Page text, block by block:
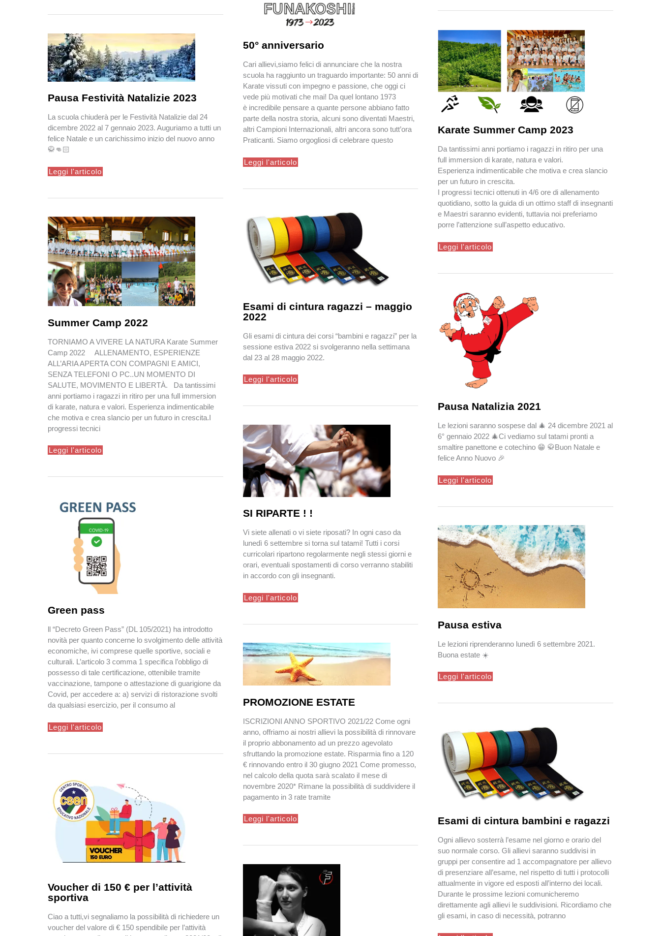
Funakoshi
50° anniversario
Cari allievi,siamo felici di annunciare che la nostra
scuola ha raggiunto un traguardo importante: 50 anni di
Karate vissuti con impegno e passione, che oggi ci
vede più motivati che mai! Da quel lontano 1973
è incredibile pensare a quante persone abbiano fatto
parte della nostra storia, alcuni sono diventati Maestri,
altri Campioni Internazionali, altri ancora sono tutt’ora
Praticanti. Siamo orgogliosi di celebrare questo
50°
anniversario
Leggi l'articolo
Karate Summer Camp 2023
Da tan­tis­simi anni por­ti­amo i ragazzi in ritiro per una
full immer­sion di karate, natura e val­ori.
Esperienza indimenticabile che motiva e crea slancio
per un futuro in crescita.
I progressi tecnici ottenuti in 4/6 ore di allenamento
quotidiano, sotto la guida di un ottimo staff di insegnanti
e Maestri saranno evidenti, tuttavia noi preferiamo
porre l’attenzione sull’aspetto educativo.
Karate
Summer
Leggi l'articolo
Pausa Festività Natalizie 2023
La scuola chiuderà per le Festività Natalizie dal 24
dicembre 2022 al 7 gennaio 2023. Auguriamo a tutti un
felice Natale e un carichissimo inizio del nuovo anno
🥋👊🏻
Pausa
Festività
Leggi l'articolo
Esami di cintura ragazzi – maggio
2022
Gli esami di cintura dei corsi “bambini e ragazzi” per la
sessione estiva 2022 si svolgeranno nella settimana
dal 23 al 28 maggio 2022.
Esami
di
–
2022
Leggi l'articolo
Summer Camp 2022
TORNIAMO A VIVERE LA NATURA Karate Sum­mer
Camp 2022 ALLENAMENTO, ESPERIENZE
ALL’ARIA APERTA CON COMPAGNI E AMICI,
SENZA TELEFONI O PC..UN MOMENTO DI
SALUTE, MOVIMENTO E LIBERTÀ. Da tan­tis­simi
anni por­ti­amo i ragazzi in ritiro per una full immer­sion
di karate, natura e val­ori. Esperienza indimenticabile
che motiva e crea slancio per un futuro in crescita.I
progressi tecnici
Summer
Camp
Leggi l'articolo
Pausa Natalizia 2021
Le lezioni saranno sospese dal 🎄 24 dicembre 2021 al
6° gennaio 2022 🎄Ci vediamo sul tatami pronti a
smaltire panettone e cotechino 😁 🥋Buon Natale e
felice Anno Nuovo 🎉
Pausa
Natalizia
Leggi l'articolo
SI RIPARTE ! !
Vi siete allenati o vi siete riposati? In ogni caso da
lunedì 6 settembre si torna sul tatami! Tutti i corsi
curricolari ripartono regolarmente negli stessi giorni e
orari, eventuali spostamenti di corso verranno stabiliti
in accordo con gli insegnanti.
SI
RIPARTE
Leggi l'articolo
Green pass
ll “Decreto Green Pass” (DL 105/2021) ha introdotto
novità per quanto concerne lo svolgimento delle attività
economiche, ivi comprese quelle sportive, sociali e
culturali. L’articolo 3 comma 1 specifica l’obbligo di
possesso di tale certificazione, ottenibile tramite
vaccinazione, tampone o attestazione di guarigione da
Covid, per accedere a: a) servizi di ristorazione svolti
da qualsiasi esercizio, per il consumo al
Green
pass
Leggi l'articolo
Pausa estiva
Le lezioni riprenderanno lunedì 6 settembre 2021.
Buona estate ☀️
Pausa
estiva
Leggi l'articolo
PROMOZIONE ESTATE
ISCRIZIONI ANNO SPORTIVO 2021/22 Come ogni
anno, offriamo ai nostri allievi la possibilità di rinnovare
il proprio abbonamento ad un prezzo agevolato
sfruttando la promozione estate. Risparmia fino a 120
€ rinnovando entro il 30 giugno 2021 Come promesso,
nel calcolo della quota sarà scalato il mese di
novembre 2020* Rimane la possibilità di suddividere il
pagamento in 3 rate tramite
PROMOZIONE
ESTATE
Leggi l'articolo Esami di cintura bambini e ragazzi
Ogni allievo sosterrà l’esame nel giorno e orario del
suo normale corso. Gli allievi saranno suddivisi in
gruppi per consentire ad 1 accompagnatore per allievo
di presenziare all’esame, nel rispetto di tutti i protocolli
attualmente in vigore ed esposti all’interno dei locali.
Durante le prossime lezioni comunicheremo
direttamente agli allievi le suddivisioni. Ricordiamo che
gli esami, in caso di necessità, potranno
Voucher di 150 € per l’attività
sportiva
Ciao a tutti,vi segnaliamo la possibilità di richiedere un
voucher del valore di € 150 spendibile per l’attività